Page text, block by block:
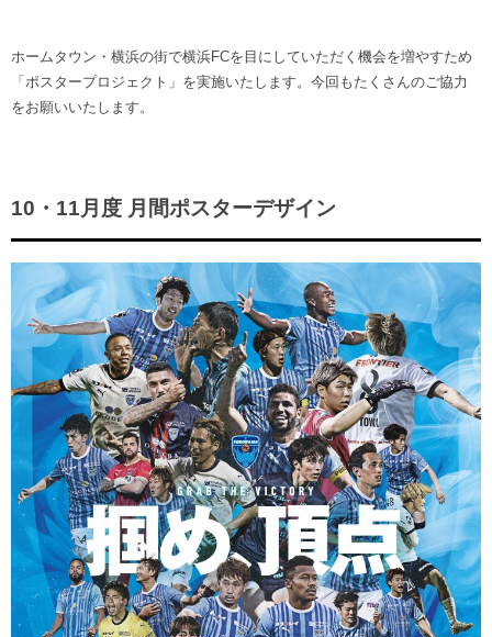
アカデミー
ニッパツシート
練習見学について
試合会場アクセス
観戦ルール・マナー
フリ丸のページ
サステナビリティ
ホームタウン活動
横浜FCスポーツクラブ
ニッパツ横浜FCシーガルズ
ゲームスチュワード
学生インターンシップ
ファン
スタータークラブ
オリジナルビール
アカデミー選手
アカデミースタッフ
フェニックスクラブ
サッカースクール
チアスクール
パートナー一覧
あしながドリーム基金
お問い合わせ
お問い合わせ
ホームタウン・横浜の街で横浜FCを目にしていただく機会を増やすため
「ポスタープロジェクト」を実施いたします。今回もたくさんのご協力
をお願いいたします。
10・11月度 月間ポスターデザイン